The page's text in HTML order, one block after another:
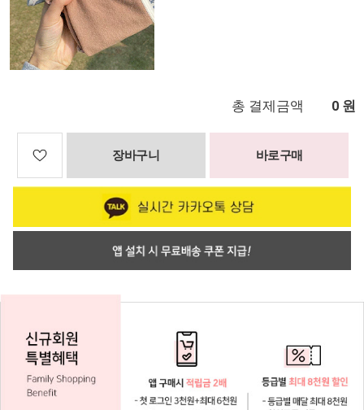
총 결제금액 0 원
장바구니 바로구매